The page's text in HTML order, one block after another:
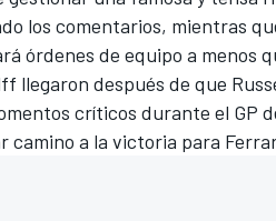
los comentarios, mientras
órdenes de equipo a menos
llegaron después de que
críticos durante el GP
camino a la victoria para